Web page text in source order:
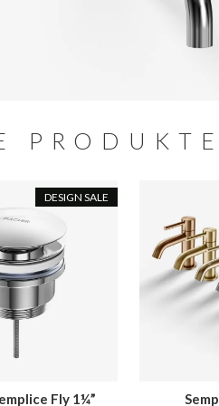
DESIGN SALE
Fly 1¼”